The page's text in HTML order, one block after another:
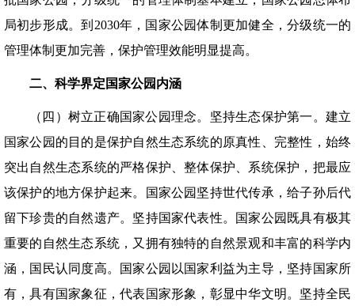
局初步形成。到2030年，国家公园体制更加健全，分级统一的
管理体制更加完善，保护管理效能明显提高。
二、科学界定国家公园内涵
（四）树立正确国家公园理念。坚持生态保护第一。建立
国家公园的目的是保护自然生态系统的原真性、完整性，始终
突出自然生态系统的严格保护、整体保护、系统保护，把最应
该保护的地方保护起来。国家公园坚持世代传承，给子孙后代
留下珍贵的自然遗产。坚持国家代表性。国家公园既具有极其
重要的自然生态系统，又拥有独特的自然景观和丰富的科学内
涵，国民认同度高。国家公园以国家利益为主导，坚持国家所
有，具有国家象征，代表国家形象，彰显中华文明。坚持全民